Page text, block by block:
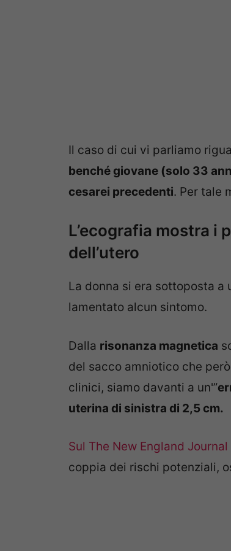
Il caso di cui vi parliamo
benché giovane (solo 33
cesarei precedenti. Per tale
L’ecografia mostra i
dell’utero
La donna si era sottoposta a
lamentato alcun sintomo.
Dalla risonanza magnetica
del sacco amniotico che
clinici, siamo davanti a un'”
uterina di sinistra di 2,5 cm.
Sul The New England
coppia dei rischi potenziali,